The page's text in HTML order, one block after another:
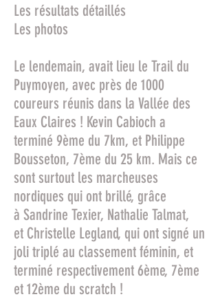
Les résultats détaillés
Les photos
Le lendemain, avait lieu le Trail du
Puymoyen, avec près de 1000
coureurs réunis dans la Vallée des
Eaux Claires ! Kevin Cabioch a
terminé 9ème du 7km, et Philippe
Bousseton, 7ème du 25 km. Mais ce
sont surtout les marcheuses
nordiques qui ont brillé, grâce
à Sandrine Texier, Nathalie Talmat,
et Christelle Legland, qui ont signé un
joli triplé au classement féminin, et
terminé respectivement 6ème, 7ème
et 12ème du scratch !